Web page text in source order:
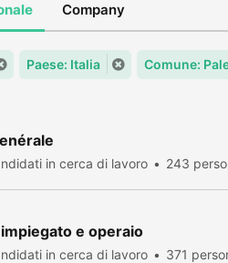
Company
Paese: Italia Comune:
in cerca di lavoro 243
e operaio
in cerca di lavoro 371